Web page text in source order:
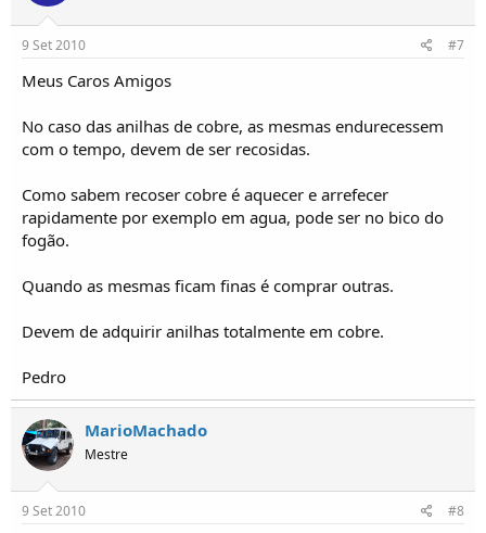
9 Set 2010 #7
Meus Caros Amigos
No caso das anilhas de cobre, as mesmas endurecessem
com o tempo, devem de ser recosidas.
Como sabem recoser cobre é aquecer e arrefecer
rapidamente por exemplo em agua, pode ser no bico do
fogão.
Quando as mesmas ficam finas é comprar outras.
Devem de adquirir anilhas totalmente em cobre.
Pedro
MarioMachado
Mestre
9 Set 2010 #8